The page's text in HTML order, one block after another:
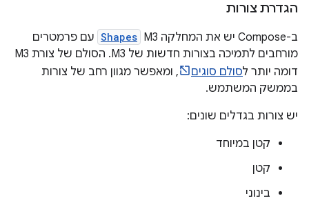
הגדרת צורות
ב-Compose יש את המחלקה M3 Shapes עם פרמטרים
מורחבים לתמיכה בצורות חדשות של M3. הסולם של צורת M3
דומה יותר לסולם סוגים
, ומאפשר מגוון רחב של צורות
בממשק המשתמש.
יש צורות בגדלים שונים:
קטן במיוחד
קטן
בינוני